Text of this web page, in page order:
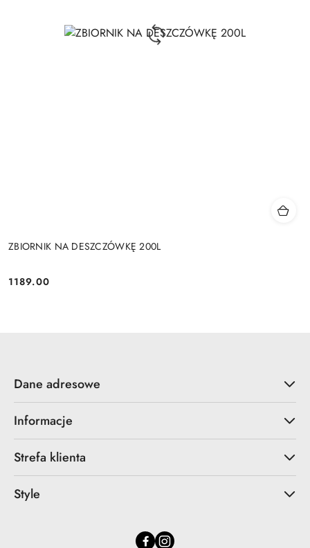
ZBIORNIK NA DESZCZÓWKĘ 200L
Cena:
1189.00
Dane adresowe
Informacje
Strefa klienta
Style